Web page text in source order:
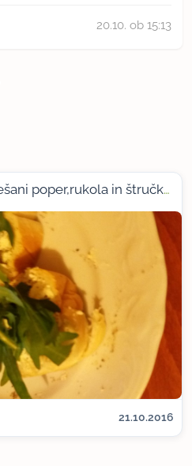
20.10. ob 15:13
pozna večerja-skuta,mešani poper,rukola in štručka njam
21.10.2016